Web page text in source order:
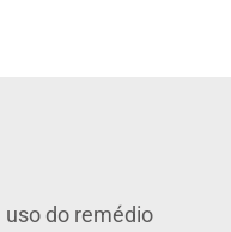
do remédio